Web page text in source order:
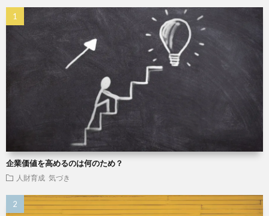
企業価値を高めるのは何のため？
人財育成 気づき